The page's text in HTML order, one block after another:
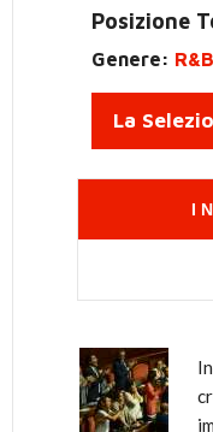
Posizione
Genere: R&B
La
I